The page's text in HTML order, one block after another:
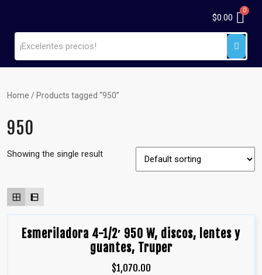
$0.00
Home / Products tagged “950”
950
Showing the single result
Esmeriladora 4-1/2′ 950 W, discos, lentes y
guantes, Truper
$1,070.00